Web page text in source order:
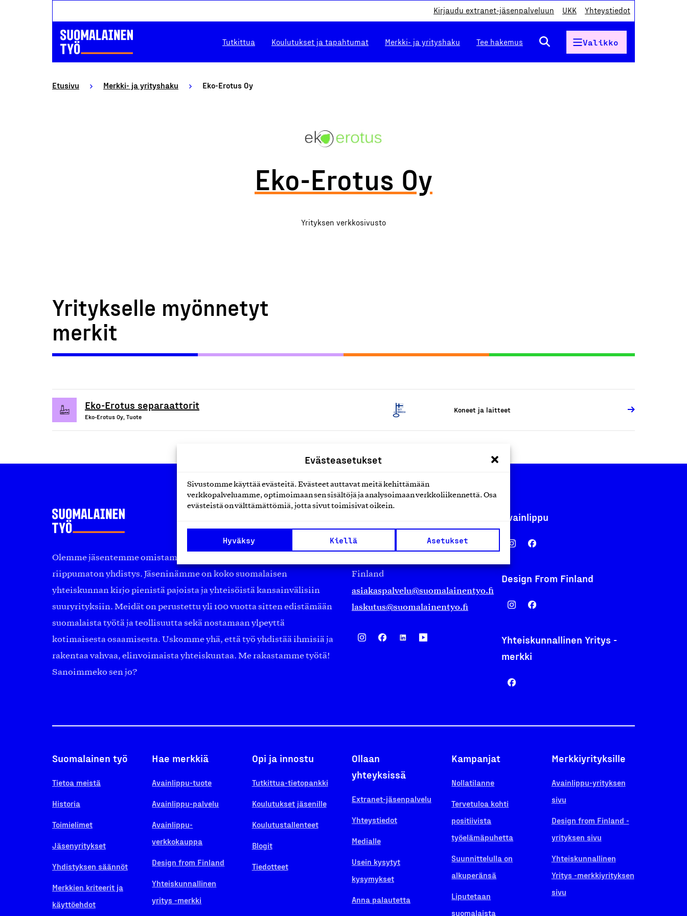
Evästeasetukset
Sivustomme käyttää evästeitä. Evästeet auttavat meitä kehittämään
verkkopalveluamme, optimoimaan sen sisältöjä ja analysoimaan verkkoliikennettä. Osa
evästeistä on välttämättömiä, jotta sivut toimisivat oikein.
Hyväksy Kiellä Asetukset
Kirjaudu extranet-jäsenpalveluun UKK Yhteystiedot
Tutkittua Koulutukset ja tapahtumat Merkki- ja yrityshaku Tee hakemus Valikko
Etusivu Merkki- ja yrityshaku Eko-Erotus Oy
Eko-Erotus Oy
Yrityksen verkkosivusto
Yritykselle myönnetyt
merkit
Eko-Erotus separaattorit
Eko-Erotus Oy, Tuote
Koneet ja laitteet
Olemme jäsentemme omistama puolueeton, työmarkkinajärjestöistä
riippumaton yhdistys. Jäseninämme on koko suomalaisen
yhteiskunnan kirjo pienistä pajoista ja yhteisöistä kansainvälisiin
suuryrityksiin. Meidät on perustettu yli 100 vuotta sitten edistämään
suomalaista työtä ja teollisuutta sekä nostamaan ylpeyttä
kotimaisesta osaamisesta. Uskomme yhä, että työ yhdistää ihmisiä ja
rakentaa vahvaa, elinvoimaista yhteiskuntaa. Me rakastamme työtä!
Sanoimmeko sen jo?
Eteläranta 14,
Finland
asiakaspalvelu@suomalainentyo.fi
laskutus@suomalainentyo.fi
Avainlippu
Design From Finland
Yhteiskunnallinen Yritys -
merkki
Suomalainen työ
Tietoa meistä
Historia
Toimielimet
Jäsenyritykset
Yhdistyksen säännöt
Merkkien kriteerit ja
käyttöehdot
Hae merkkiä
Avainlippu-tuote
Avainlippu-palvelu
Avainlippu-
verkkokauppa
Design from Finland
Yhteiskunnallinen
yritys -merkki
Opi ja innostu
Tutkittua-tietopankki
Koulutukset jäsenille
Koulutustallenteet
Blogit
Tiedotteet
Ollaan
yhteyksissä
Extranet-jäsenpalvelu
Yhteystiedot
Medialle
Usein kysytyt
kysymykset
Anna palautetta
Kampanjat
Nollatilanne
Tervetuloa kohti
positiivista
työelämäpuhetta
Suunnittelulla on
alkuperänsä
Liputetaan
suomalaista
Merkkiyrityksille
Avainlippu-yrityksen
sivu
Design from Finland -
yrityksen sivu
Yhteiskunnallinen
Yritys -merkkiyrityksen
sivu